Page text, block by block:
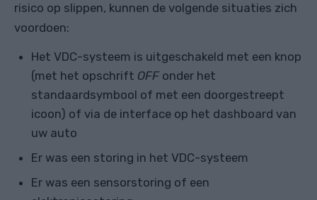
risico op slippen, kunnen de volgende situaties zich
voordoen:
Het VDC-systeem is uitgeschakeld met een knop
(met het opschrift OFFonder het
standaardsymbool of met een doorgestreept
icoon) of via de interface op het dashboard van
uw auto
Er was een storing in het VDC-systeem
Er was een sensorstoring of een